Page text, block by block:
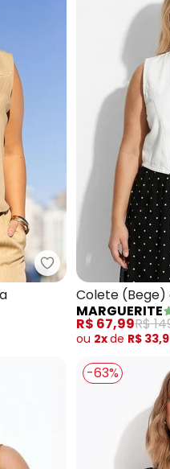
Malha Matelassê
Marguerite -
Colete (Bege)
MARGUERITE
R$ 67,99R$
ou 2xde R$
-63%